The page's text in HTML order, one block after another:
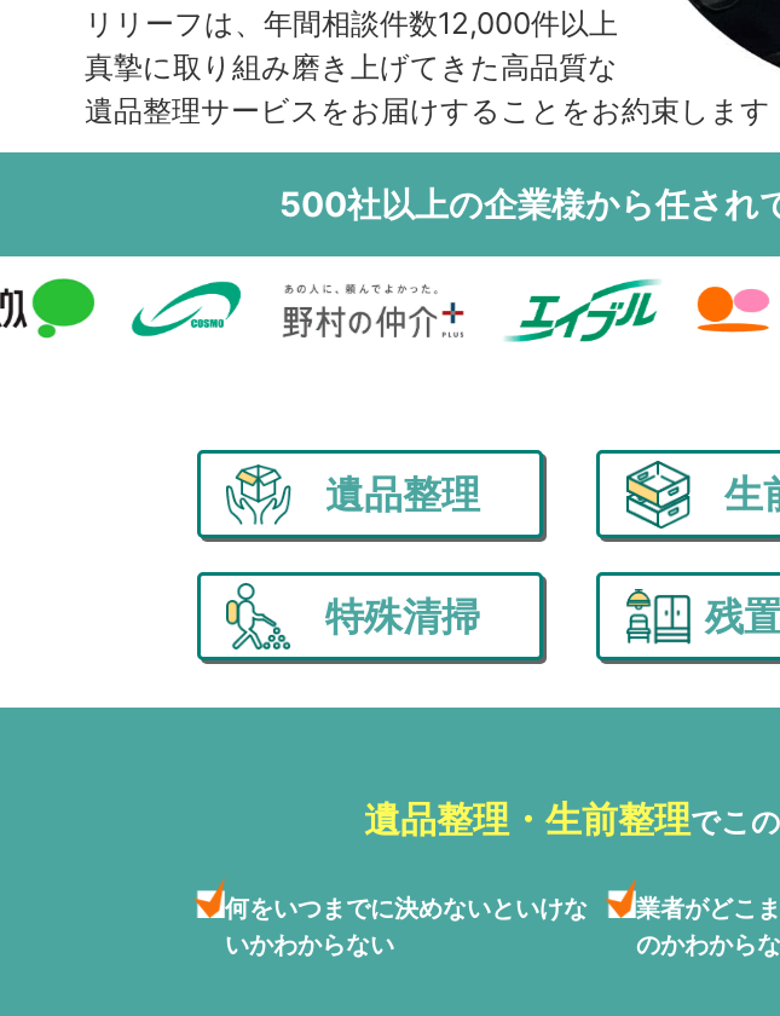
領収書の発行方法
リリーフは、年間相談件数12,000件以上
真摯に取り組み磨き上げてきた高品質な
遺品整理サービスをお届けすることをお約束します
500社以上の企業様から任され
遺品整理 生
特殊清掃 残
遺品整理・生前整理でこ
何をいつまでに決めないといけな
いかわからない
業者がどこ
のかわから